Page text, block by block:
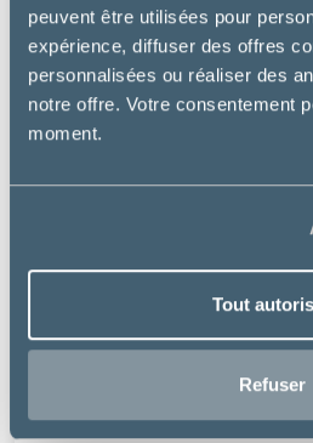
peuvent être utilisées pour
expérience, diffuser des offres
personnalisées ou réaliser des
notre offre. Votre consentement
moment.
Tout
Refuser